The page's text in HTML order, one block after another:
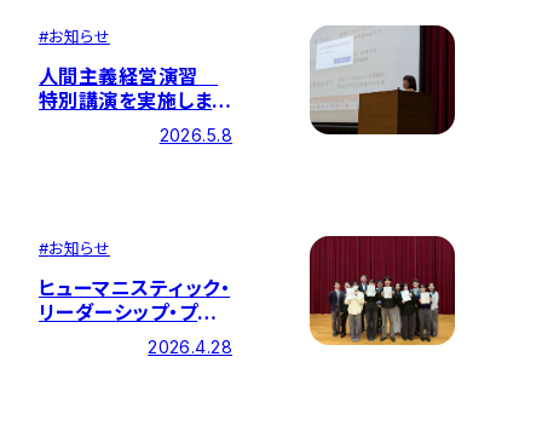
#お知らせ
人間主義経営演習
特別講演を実施しまし
た — 原見 恵美子さん
をお招きして —
2026.5.8
#お知らせ
ヒューマニスティック・
リーダーシップ・プロ
グラム 第2期生が修
2026.4.28